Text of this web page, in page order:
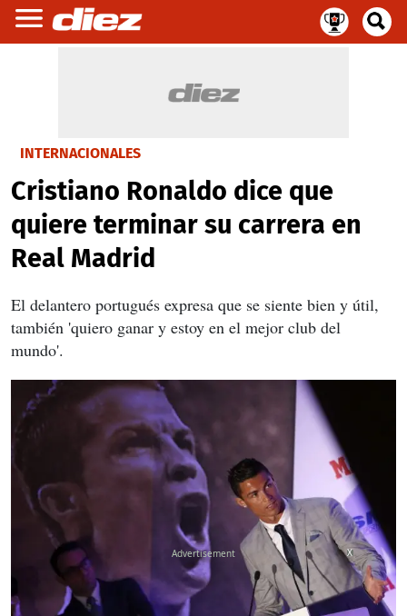
INTERNACIONALES
Cristiano Ronaldo dice que
quiere terminar su carrera en
Real Madrid
El delantero portugués expresa que se siente bien y útil,
también 'quiero ganar y estoy en el mejor club del
mundo'.
X